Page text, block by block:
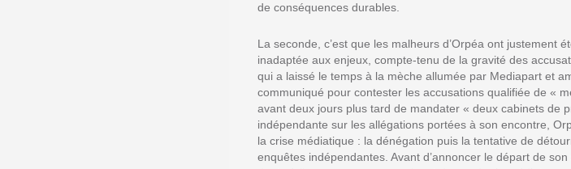
de conséquences durables.
La seconde, c’est que les malheurs d’Orpéa ont justement
inadaptée aux enjeux, compte-tenu de la gravité des
qui a laissé le temps à la mèche allumée par Mediapart et
communiqué pour contester les accusations qualifiée de «
avant deux jours plus tard de mandater « deux cabinets de
indépendante sur les allégations portées à son encontre,
la crise médiatique : la dénégation puis la tentative de
enquêtes indépendantes. Avant d’annoncer le départ de